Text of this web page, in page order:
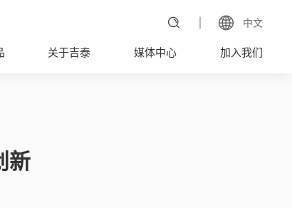
中文
关于吉泰 媒体中心 加入我们
新